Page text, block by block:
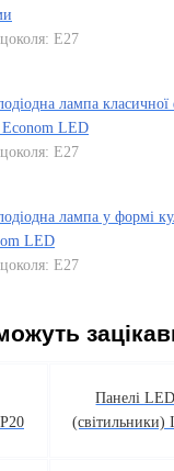
E27
лампа
Econom LED
E27
лампа у формі
LED
E27
Панелі LED
(світильники)